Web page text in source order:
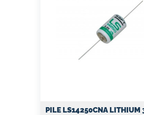
PILE LS14250CNA LITHIUM